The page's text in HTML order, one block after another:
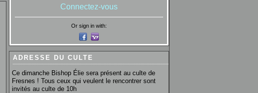
Connectez-vous
Or sign in with:
ADRESSE DU CULTE
Ce dimanche Bishop Élie sera présent au culte de
Fresnes ! Tous ceux qui veulent le rencontrer sont
invités au culte de 10h